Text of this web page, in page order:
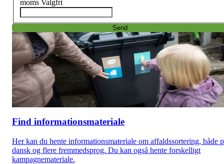
moms Valgfri
Find informationsmateriale
Her kan du hente informationsmateriale om affaldssortering, både
dansk og flere fremmedsprog. Du kan også hente forskelligt
kampagnemateriale.